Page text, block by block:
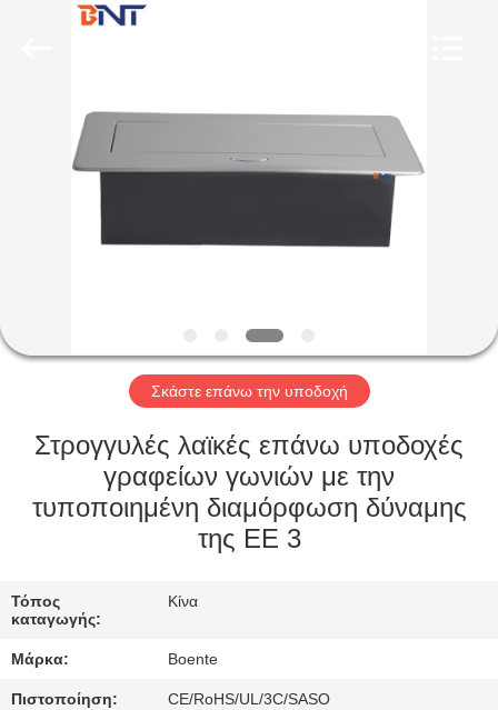
ΠΡΟΪΌΝΤΑ
ΠΕΡΊΠΟΥ
ΓΎΡΟΣ
ΕΡΓΟΣΤΑΣΊΩΝ
ΠΟΙΟΤΙΚΌΣ
ΈΛΕΓΧΟΣ
ΕΛΆΤΕ
ΣΕ
ΕΠΑΦΉ
Σκάστε επάνω την υποδοχή
Στρογγυλές λαϊκές επάνω υποδοχές
γραφείων γωνιών με την
τυποποιημένη διαμόρφωση δύναμης
της ΕΕ 3
Τόπος
καταγωγής:
Κίνα
Μάρκα: Boente
Πιστοποίηση: CE/RoHS/UL/3C/SASO